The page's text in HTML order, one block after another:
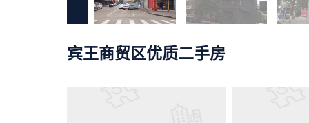
宾王商贸区优质二手房